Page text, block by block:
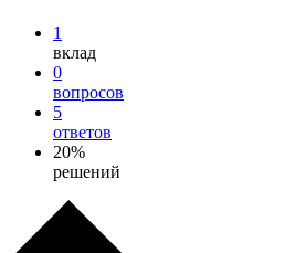
1
вклад
0
вопросов
5
ответов
20%
решений